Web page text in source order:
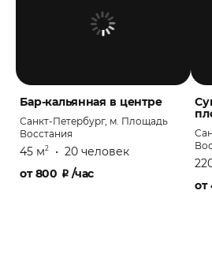
Бар-кальянная в центре
Санкт-Петербург, м. Площадь
Восстания
45 м2 • 20 человек
от800 ₽ /час
от